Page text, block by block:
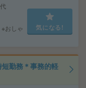
おしゃ
気になる!
短勤務＊事務的軽